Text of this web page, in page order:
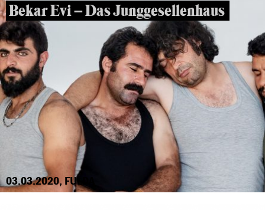
Bekar Evi – Das Junggesellenhaus
03.03.2020, FULDA